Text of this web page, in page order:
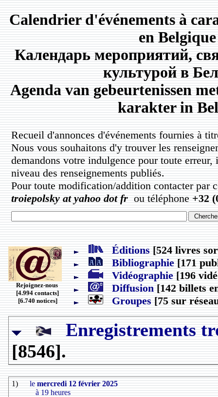
Calendrier d'événements à
en Belgique
Календарь мероприятий,
культурой в
Agenda van gebeurtenissen
karakter in
Recueil d'annonces d'événements fournies à
Nous vous souhaitons d'y trouver les
demandons votre indulgence pour toute
niveau des renseignements publiés.
Pour toute modification/addition contacter par
troiepolsky at yahoo dot frou téléphone+32
Rejoignez-nous
[4.994 contacts]
[6.740 notices]
Éditions[524 livres
Bibliographie[171
Vidéographie[196
Diffusion[142 billets
Groupes[75 sur
Enregistrements
[8546].
1) lemercredi 12 février 2025
à 19 heures